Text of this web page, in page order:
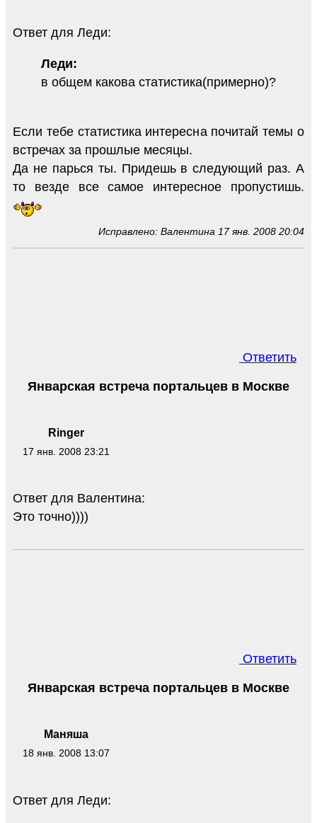
Ответ для Леди:
Леди:
в общем какова статистика(примерно)?
Если тебе статистика интересна почитай темы о
встречах за прошлые месяцы.
Да не парься ты. Придешь в следующий раз. А
то везде все самое интересное пропустишь.
Исправлено: Валентина 17 янв. 2008 20:04
Ответить
Ringer
17 янв. 2008 23:21
Январская встреча портальцев в Москве
Ответ для Валентина:
Это точно))))
Ответить
Маняша
18 янв. 2008 13:07
Январская встреча портальцев в Москве
Ответ для Леди: